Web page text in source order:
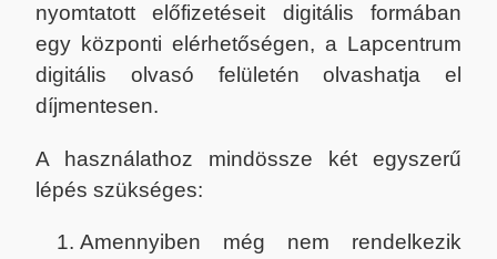
nyomtatott előfizetéseit digitális formában
egy központi elérhetőségen, a Lapcentrum
digitális olvasó felületén olvashatja el
díjmentesen.
A használathoz mindössze két egyszerű
lépés szükséges:
Amennyiben még nem rendelkezik